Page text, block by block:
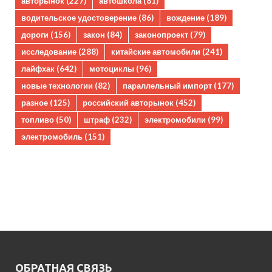
водительское удостоверение (86) вождение (189)
дороги (156) закон (84) законопроект (79)
исследование (288) китайские автомобили (241)
лайфхак (642) мотоциклы (96)
новые технологии (82) параллельный импорт (177)
разное (125) российский авторынок (452)
топливо (50) штраф (232) электромобили (99)
электромобиль (151)
ОБРАТНАЯ СВЯЗЬ